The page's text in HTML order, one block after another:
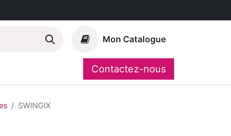
Mon Catalogue
CompoShop
Contactez-nous
SWINGIX